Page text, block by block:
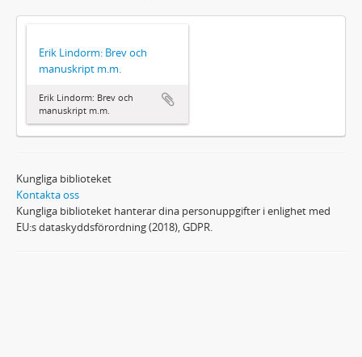
Erik Lindorm: Brev och
manuskript m.m.
Erik Lindorm: Brev och
manuskript m.m.
Kungliga biblioteket
Kontakta oss
Kungliga biblioteket hanterar dina personuppgifter i enlighet med
EU:s dataskyddsförordning (2018), GDPR.